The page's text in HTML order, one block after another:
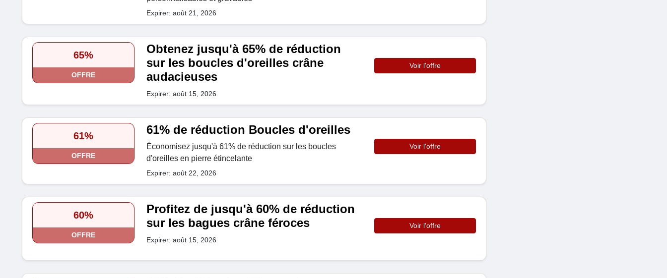
Expirer: août 21, 2026
65%
OFFRE
Obtenez jusqu'à 65% de réduction
sur les boucles d'oreilles crâne
audacieuses
Expirer: août 15, 2026
Voir l'offre
61%
OFFRE
61% de réduction Boucles d'oreilles
Économisez jusqu'à 61% de réduction sur les boucles
d'oreilles en pierre étincelante
Expirer: août 22, 2026
Voir l'offre
60%
OFFRE
Profitez de jusqu'à 60% de réduction
sur les bagues crâne féroces
Expirer: août 15, 2026
Voir l'offre